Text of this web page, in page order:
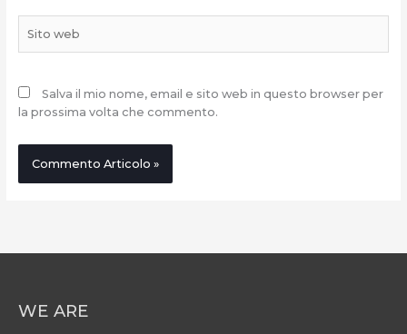
web
Salva il mio nome, email e sito web in questo browser per
la prossima volta che commento.
WE ARE